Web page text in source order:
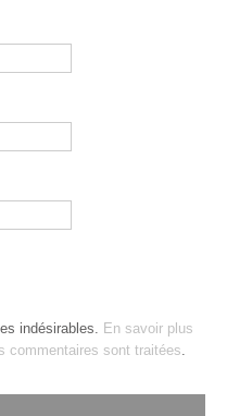
indésirables.
En savoir plus
commentaires sont traitées